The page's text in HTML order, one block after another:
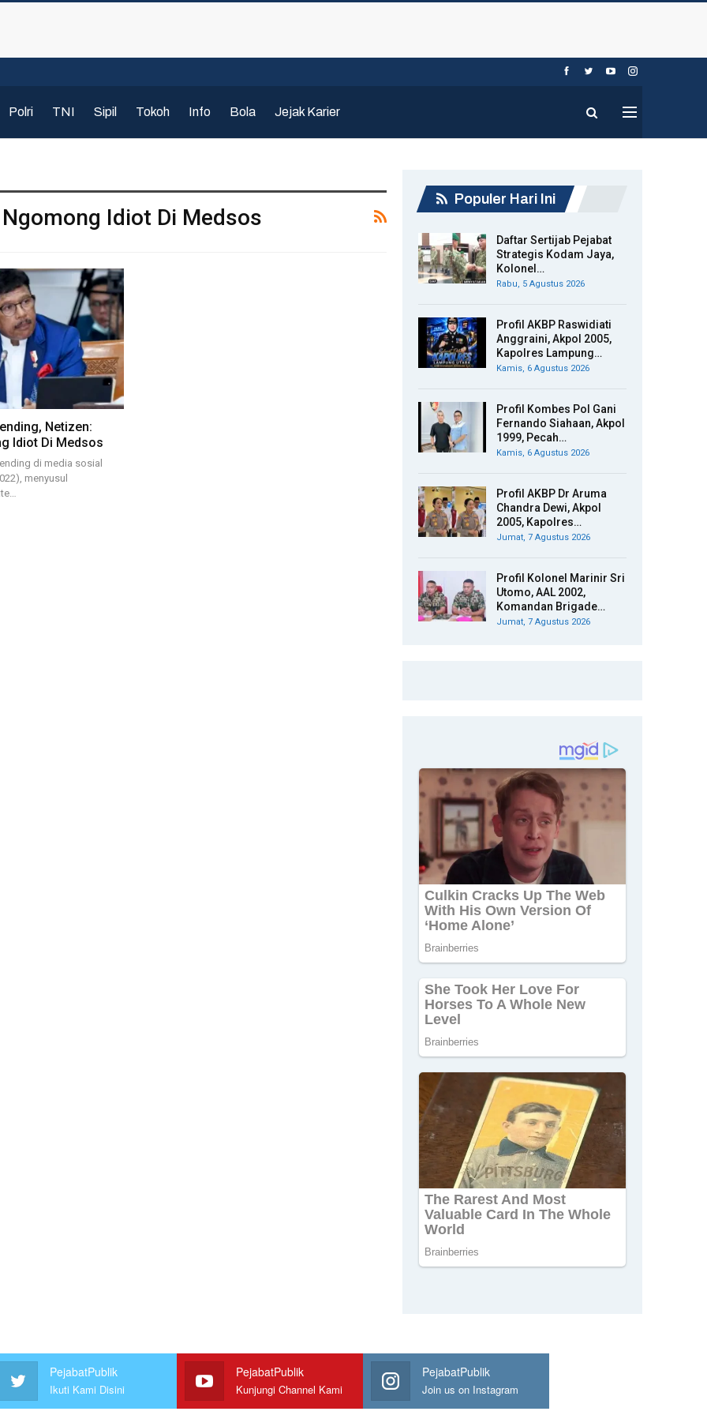
Polri TNI Sipil Tokoh Info Bola Jejak Karier
Idiot Di Medsos
Netizen:
Idiot Di Medsos
di media sosial
menyusul
Populer Hari Ini
Daftar Sertijab Pejabat
Strategis Kodam Jaya,
Kolonel…
Rabu, 5 Agustus 2026
Profil AKBP Raswidiati
Anggraini, Akpol 2005,
Kapolres Lampung…
Kamis, 6 Agustus 2026
Profil Kombes Pol Gani
Fernando Siahaan, Akpol
1999, Pecah…
Kamis, 6 Agustus 2026
Profil AKBP Dr Aruma
Chandra Dewi, Akpol
2005, Kapolres…
Jumat, 7 Agustus 2026
Profil Kolonel Marinir Sri
Utomo, AAL 2002,
Komandan Brigade…
Jumat, 7 Agustus 2026
PejabatPublik
Ikuti Kami Disini
PejabatPublik
Kunjungi Channel Kami
PejabatPublik
Join us on Instagram